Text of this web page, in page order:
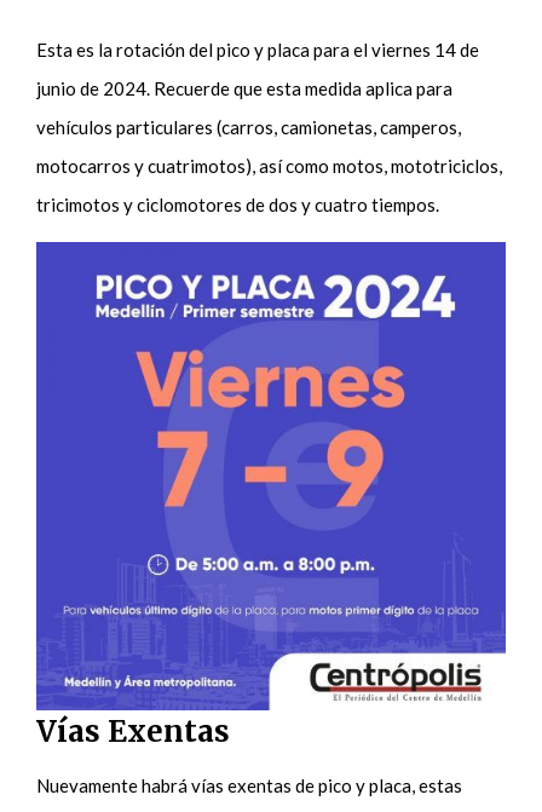
Esta es la rotación del pico y placa para el viernes 14 de
junio de 2024. Recuerde que esta medida aplica para
vehículos particulares (carros, camionetas, camperos,
motocarros y cuatrimotos), así como motos, mototriciclos,
tricimotos y ciclomotores de dos y cuatro tiempos.
Vías Exentas
Nuevamente habrá vías exentas de pico y placa, estas